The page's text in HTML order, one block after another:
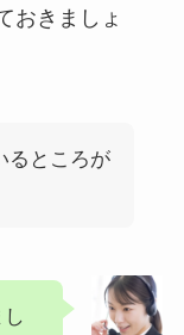
おきましょ
るところが